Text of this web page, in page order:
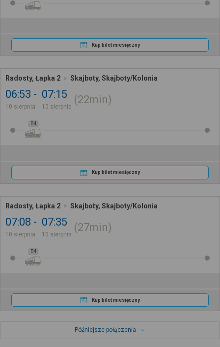
Kup bilet miesięczny
Radosty, Łapka 2 Skajboty, Skajboty/Kolonia
06:53
10 sierpnia
07:15
10 sierpnia
22min
B4
Kup bilet miesięczny
Radosty, Łapka 2 Skajboty, Skajboty/Kolonia
07:08
10 sierpnia
07:35
10 sierpnia
27min
B4
Kup bilet miesięczny
Późniejsze połączenia